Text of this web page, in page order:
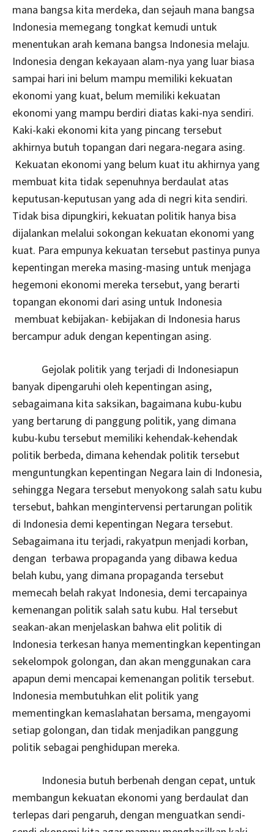
mana bangsa kita merdeka, dan sejauh mana bangsa
Indonesia memegang tongkat kemudi untuk
menentukan arah kemana bangsa Indonesia melaju.
Indonesia dengan kekayaan alam-nya yang luar biasa
sampai hari ini belum mampu memiliki kekuatan
ekonomi yang kuat, belum memiliki kekuatan
ekonomi yang mampu berdiri diatas kaki-nya sendiri.
Kaki-kaki ekonomi kita yang pincang tersebut
akhirnya butuh topangan dari negara-negara asing.
Kekuatan ekonomi yang belum kuat itu akhirnya yang
membuat kita tidak sepenuhnya berdaulat atas
keputusan-keputusan yang ada di negri kita sendiri.
Tidak bisa dipungkiri, kekuatan politik hanya bisa
dijalankan melalui sokongan kekuatan ekonomi yang
kuat. Para empunya kekuatan tersebut pastinya punya
kepentingan mereka masing-masing untuk menjaga
hegemoni ekonomi mereka tersebut, yang berarti
topangan ekonomi dari asing untuk Indonesia
membuat kebijakan­­- kebijakan di Indonesia harus
bercampur aduk dengan kepentingan asing.
Gejolak politik yang terjadi di Indonesiapun
banyak dipengaruhi oleh kepentingan asing,
sebagaimana kita saksikan, bagaimana kubu-kubu
yang bertarung di panggung politik, yang dimana
kubu-kubu tersebut memiliki kehendak-kehendak
politik berbeda, dimana kehendak politik tersebut
menguntungkan kepentingan Negara lain di Indonesia,
sehingga Negara tersebut menyokong salah satu kubu
tersebut, bahkan mengintervensi pertarungan politik
di Indonesia demi kepentingan Negara tersebut.
Sebagaimana itu terjadi, rakyatpun menjadi korban,
dengan terbawa propaganda yang dibawa kedua
belah kubu, yang dimana propaganda tersebut
memecah belah rakyat Indonesia, demi tercapainya
kemenangan politik salah satu kubu. Hal tersebut
seakan-akan menjelaskan bahwa elit politik di
Indonesia terkesan hanya mementingkan kepentingan
sekelompok golongan, dan akan menggunakan cara
apapun demi mencapai kemenangan politik tersebut.
Indonesia membutuhkan elit politik yang
mementingkan kemaslahatan bersama, mengayomi
setiap golongan, dan tidak menjadikan panggung
politik sebagai penghidupan mereka.
Indonesia butuh berbenah dengan cepat, untuk
membangun kekuatan ekonomi yang berdaulat dan
terlepas dari pengaruh, dengan menguatkan sendi-